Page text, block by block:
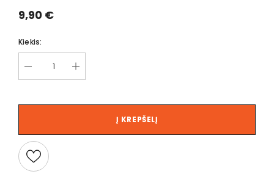
9,90 €
Kiekis:
Į KREPŠELĮ